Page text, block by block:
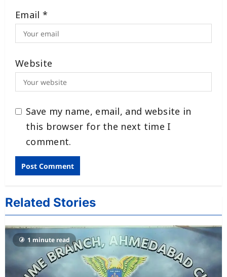
Email *
Website
Save my name, email, and website in
this browser for the next time I
comment.
Related Stories
1 minute read